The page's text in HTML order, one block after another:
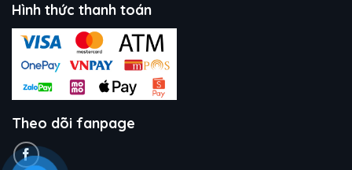
Hình thức thanh toán
Theo dõi fanpage